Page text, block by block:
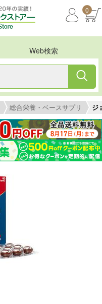
0
Web検索
総合栄養・ベースサプリ ジ